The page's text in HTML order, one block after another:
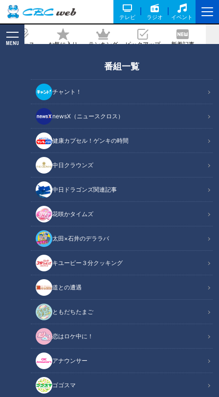
テレビ ラジオ イベント
ニュース お気に入り ランキング ピックアップ 新着記事
MENU
番組一覧
チャント！
newsX（ニュースクロス）
健康カプセル！ゲンキの時間
中日クラウンズ
中日ドラゴンズ関連記事
花咲かタイムズ
太田×石井のデララバ
キユーピー３分クッキング
道との遭遇
ともだちたまご
恋はロケ中に！
アナウンサー
ゴゴスマ
癬」賀久君との出会いで‥CBCテレビ 定
期配信型ドキュメンタリー「ピエロと呼
ばれた息子」第３３話
2021/11/24 19:00
ドキュメンタリー
ピエロと呼ばれた息子
皮膚の難病『道化師様魚鱗癬』と闘う濵口賀久くん（４）。
今回は、京都の大学に通う山本華那さん（19）との交流シーン
華那さんは、賀久くんと同じく、産まれてすぐ道化師様魚鱗癬
と診断されました。